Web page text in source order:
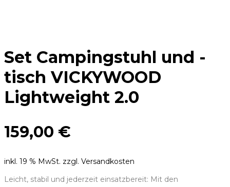
Set Campingstuhl und -
tisch VICKYWOOD
Lightweight 2.0
159,00 €
inkl. 19 % MwSt. zzgl. Versandkosten
Leicht, stabil und jederzeit einsatzbereit: Mit den